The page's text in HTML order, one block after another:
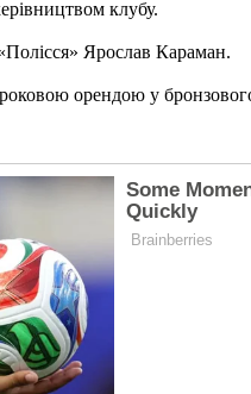
клубу.
Ярослав Караман.
орендою у